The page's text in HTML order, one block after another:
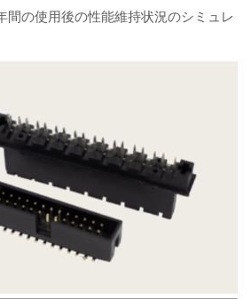
間の使用後の性能維持状況のシミュレ